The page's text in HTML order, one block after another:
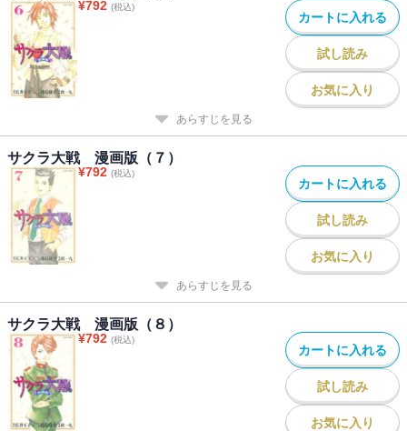
¥792 (税込)
カートに入れる
試し読み
お気に入り
あらすじを見る
サクラ大戦 漫画版（７）
¥792 (税込)
カートに入れる
試し読み
お気に入り
あらすじを見る
サクラ大戦 漫画版（８）
¥792 (税込)
カートに入れる
試し読み
お気に入り